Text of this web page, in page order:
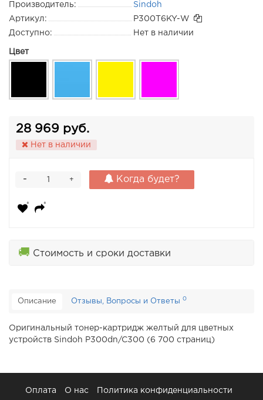
Производитель:
Sindoh
Артикул:
P300T6KY-W
Доступно:
Нет в наличии
Цвет
28 969 руб.
Нет в наличии
+
- Когда будет?
🚚 Стоимость и сроки доставки
Описание Отзывы, Вопросы и Ответы 0
Оригинальный тонер-картридж желтый для цветных
устройств Sindoh P300dn/C300 (6 700 страниц)
Оплата О нас Политика конфиденциальности